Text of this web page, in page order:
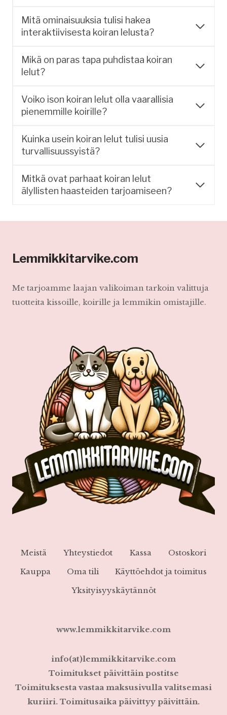
Mitä ominaisuuksia tulisi hakea
interaktiivisesta koiran lelusta?
Mikä on paras tapa puhdistaa koiran
lelut?
Voiko ison koiran lelut olla vaarallisia
pienemmille koirille?
Kuinka usein koiran lelut tulisi uusia
turvallisuussyistä?
Mitkä ovat parhaat koiran lelut
älyllisten haasteiden tarjoamiseen?
Lemmikkitarvike.com
Me tarjoamme laajan valikoiman tarkoin valittuja
tuotteita kissoille, koirille ja lemmikin omistajille.
Meistä Yhteystiedot Kassa
Ostoskori
Kauppa
Oma tili
Käyttöehdot ja toimitus
Yksityisyyskäytännöt
www.lemmikkitarvike.com
info(at)lemmikkitarvike.com
Toimitukset päivittäin postitse
Toimituksesta vastaa maksusivulla valitsemasi
kuriiri. Toimitusaika päivittyy päivittäin.